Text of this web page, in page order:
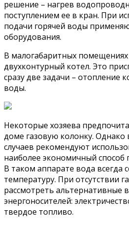
решение – нагрев
поступлением ее в кран. При
подачи горячей воды
оборудования.
В малогабаритных
двухконтурный котел. Это
сразу две задачи – отопление
воды.
Некоторые хозяева
доме газовую колонку. Однако
случаев рекомендуют
наиболее экономичный способ
В таком аппарате вода всегда
температуру. При отсутствии
рассмотреть альтернативные
энергоносителей:
твердое топливо.